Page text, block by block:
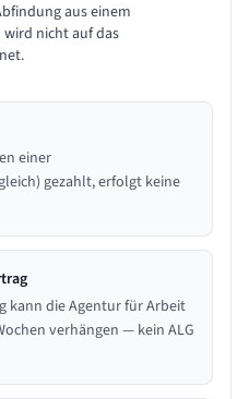
aus einem
nicht auf das
einer
gezahlt, erfolgt keine
kann die Agentur für Arbeit
verhängen — kein ALG